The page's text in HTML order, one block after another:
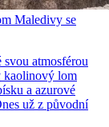
Maledivy se
atmosférou
kaolinový lom
a azurové
už z původní